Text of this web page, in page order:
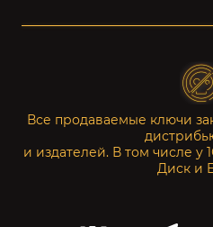
Все продаваемые ключи
и издателей. В том числе у
Диск и